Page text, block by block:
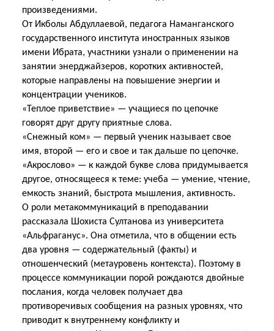
произведениями.
От Икболы Абдуллаевой, педагога Наманганского
государственного института иностранных языков
имени Ибрата, участники узнали о применении на
занятии энерджайзеров, коротких активностей,
которые направлены на повышение энергии и
концентрации учеников.
«Теплое приветствие» — учащиеся по цепочке
говорят друг другу приятные слова.
«Снежный ком» — первый ученик называет свое
имя, второй — его и свое и так дальше по цепочке.
«Акрослово» — к каждой букве слова придумывается
другое, относящееся к теме: учеба — умение, чтение,
емкость знаний, быстрота мышления, активность.
О роли метакоммуникаций в преподавании
рассказала Шохиста Султанова из университета
«Альфраганус». Она отметила, что в общении есть
два уровня — содержательный (факты) и
отношенческий (метауровень контекста). Поэтому в
процессе коммуникации порой рождаются двойные
послания, когда человек получает два
противоречивых сообщения на разных уровнях, что
приводит к внутреннему конфликту и